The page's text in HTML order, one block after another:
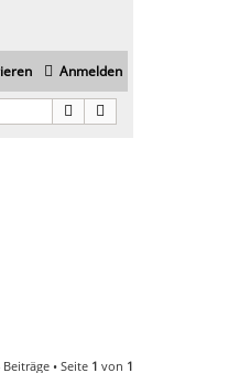
Anmelden
Beiträge • Seite 1 von 1